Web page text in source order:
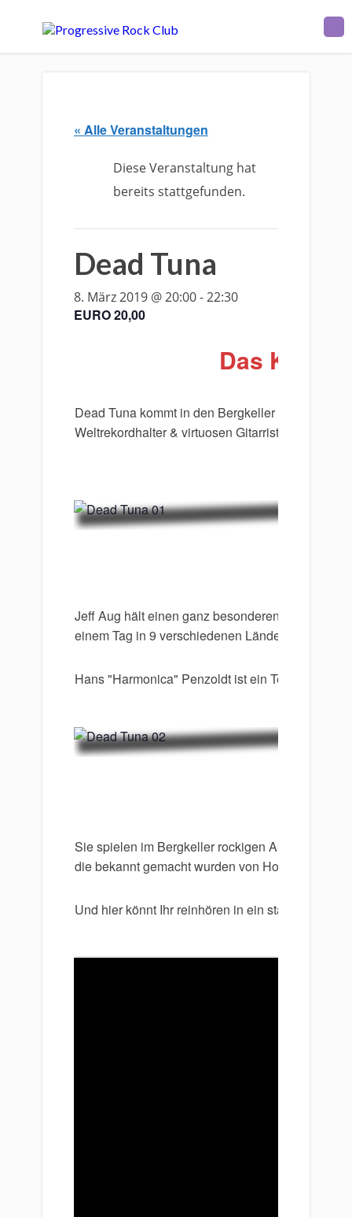
« Alle Veranstaltungen
Diese Veranstaltung hat
bereits stattgefunden.
Dead Tuna
8. März 2019 @ 20:00-22:30
EURO 20,00
​Das
Dead Tuna kommt in den Bergkeller nach
Weltrekordhalter & virtuosen Gitarristen, und
Jeff Aug hält einen ganz besonderen Rekord
einem Tag in 9 verschiedenen Ländern!
Hans "Harmonica" Penzoldt ist ein Teil
​Sie spielen im Bergkeller rockigen Akustik
die bekannt gemacht wurden von Hot Tuna, wie
Und hier könnt Ihr reinhören in ein starkes Solo